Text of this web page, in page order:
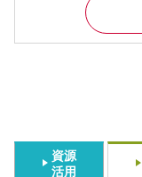
資源
活用